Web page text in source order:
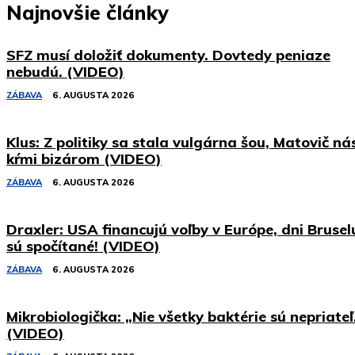
Najnovšie články
SFZ musí doložiť dokumenty. Dovtedy peniaze
nebudú. (VIDEO)
ZÁBAVA 6. AUGUSTA 2026
Klus: Z politiky sa stala vulgárna šou, Matovič
kŕmi bizárom (VIDEO)
ZÁBAVA 6. AUGUSTA 2026
Draxler: USA financujú voľby v Európe, dni
sú spočítané! (VIDEO)
ZÁBAVA 6. AUGUSTA 2026
Mikrobiologička: „Nie všetky baktérie sú
(VIDEO)